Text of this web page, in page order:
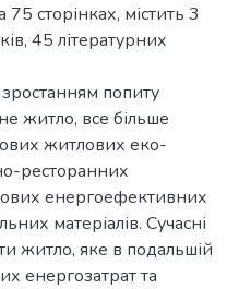
сторінках, містить 3
45 літературних
зростанням попиту
житло, все більше
житлових еко-
ресторанних
енергоефективних
матеріалів. Сучасні
житло, яке в подальшій
енергозатрат та